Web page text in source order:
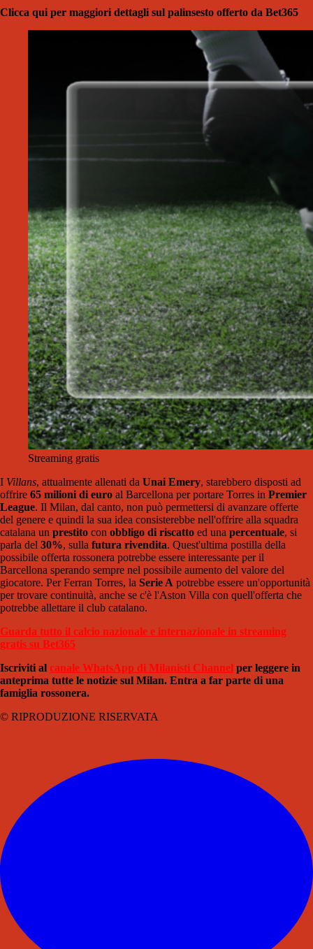
Clicca qui per maggiori dettagli sul palinsesto offerto da Bet365
Streaming gratis
I Villans, attualmente allenati da Unai Emery, starebbero disposti ad
offrire 65 milioni di euro al Barcellona per portare Torres in Premier
League. Il Milan, dal canto, non può permettersi di avanzare offerte
del genere e quindi la sua idea consisterebbe nell'offrire alla squadra
catalana un prestito con obbligo di riscatto ed una percentuale, si
parla del 30%, sulla futura rivendita. Quest'ultima postilla della
possibile offerta rossonera potrebbe essere interessante per il
Barcellona sperando sempre nel possibile aumento del valore del
giocatore. Per Ferran Torres, la Serie A potrebbe essere un'opportunità
per trovare continuità, anche se c'è l'Aston Villa con quell'offerta che
potrebbe allettare il club catalano.
Guarda tutto il calcio nazionale e internazionale in streaming
gratis su Bet365
Iscriviti al canale WhatsApp di Milanisti Channel per leggere in
anteprima tutte le notizie sul Milan. Entra a far parte di una
famiglia rossonera.
© RIPRODUZIONE RISERVATA